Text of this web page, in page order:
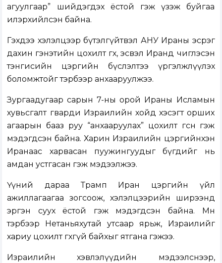
агуулгаар” шийдэгдэх ёстой гэж үзэж буйгаа
илэрхийлсэн байна.
Гэхдээ хэлэлцээр бүтэлгүйтвэл АНУ Ираны эсрэг
дахин гэнэтийн цохилт өгөх, эсвэл Иранд чиглэсэн
тэнгисийн цэргийн бүслэлтээ үргэлжлүүлэх
боломжтойг тэрбээр анхааруулжээ.
Зургаадугаар сарын 7-ны орой Ираны Исламын
хувьсгалт гварди Израилийн хойд хэсэгт орших
агаарын бааз руу “анхааруулах” цохилт өгсөн гэж
мэдэгдсэн байна. Харин Израилийн цэргийнхэн
Иранаас харвасан пуужингуудыг бүгдийг нь
амдан устгасан гэж мэдээлжээ.
Үүний дараа Трамп Иран цэргийн үйл
ажиллагаагаа зогсоож, хэлэлцээрийн ширээнд
эргэн суух ёстой гэж мэдэгдсэн байна. Мөн
тэрбээр Нетаньяхутай утсаар ярьж, Израилийг
хариу цохилт өгөхгүй байхыг ятгана гэжээ.
Израилийн хэвлэлүүдийн мэдээлснээр,